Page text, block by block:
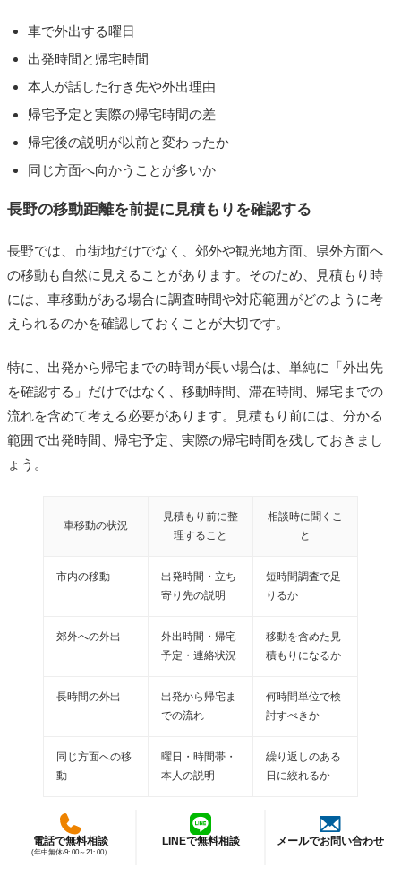
車で外出する曜日
出発時間と帰宅時間
本人が話した行き先や外出理由
帰宅予定と実際の帰宅時間の差
帰宅後の説明が以前と変わったか
同じ方面へ向かうことが多いか
長野の移動距離を前提に見積もりを確認する
長野では、市街地だけでなく、郊外や観光地方面、県外方面へ
の移動も自然に見えることがあります。そのため、見積もり時
には、車移動がある場合に調査時間や対応範囲がどのように考
えられるのかを確認しておくことが大切です。
特に、出発から帰宅までの時間が長い場合は、単純に「外出先
を確認する」だけではなく、移動時間、滞在時間、帰宅までの
流れを含めて考える必要があります。見積もり前には、分かる
範囲で出発時間、帰宅予定、実際の帰宅時間を残しておきまし
ょう。
車移動の状況
見積もり前に整
理すること
相談時に聞くこ
と
市内の移動
出発時間・立ち
寄り先の説明
短時間調査で足
りるか
郊外への外出
外出時間・帰宅
予定・連絡状況
移動を含めた見
積もりになるか
長時間の外出
出発から帰宅ま
での流れ
何時間単位で検
討すべきか
同じ方面への移
動
曜日・時間帯・
本人の説明
繰り返しのある
日に絞れるか
細かなルートを無理に特定しない
電話で無料相談
(年中無休/9: 00～21: 00）
LINEで無料相談 メールでお問い合わせ